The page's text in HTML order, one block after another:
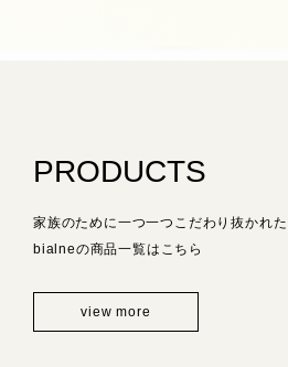
PRODUCTS
家族のために一つ一つこだわり抜かれた
bialneの商品一覧はこちら
view more